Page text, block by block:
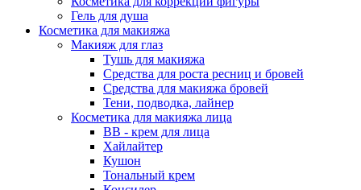
Гель для душа
Косметика для макияжа
Макияж для глаз
Тушь для макияжа
Средства для роста ресниц и бровей
Средства для макияжа бровей
Тени, подводка, лайнер
Косметика для макияжа лица
ВВ - крем для лица
Хайлайтер
Кушон
Тональный крем